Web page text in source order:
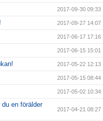
2017-09-30 09:33
2017-09-27 14:07
2017-06-17 17:16
2017-06-15 15:01
2017-05-22 12:13
2017-05-15 08:44
2017-05-02 10:34
en förälder
2017-04-21 08:27